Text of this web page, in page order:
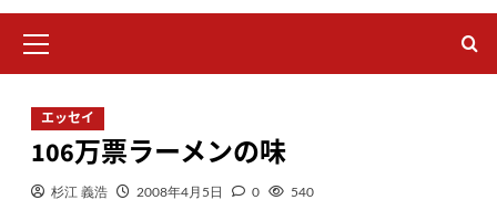
イ
ン
ニ
ュ
エッセイ
106万票ラーメンの味
杉江 義浩 2008年4月5日 0 540